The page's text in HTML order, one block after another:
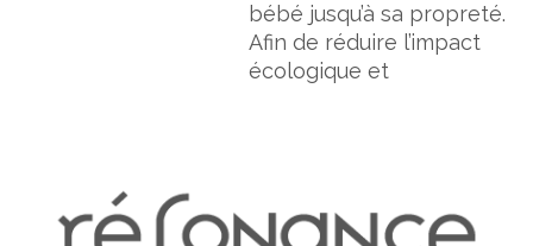
bébé jusqu’à sa propreté.
Afin de réduire l’impact
écologique et